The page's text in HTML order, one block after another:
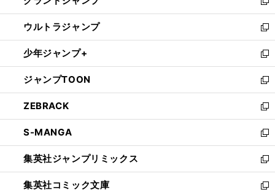
開
く
ウ
で
開
く
ン
ド
ウ
で
開
く
い
ウ
ィ
ン
ド
ウ
で
開
く
新
し
い
ウ
ィ
ン
ド
ウ
で
開
く
ウルトラジャンプ
新
し
い
ウ
ィ
ン
ド
ウ
で
開
く
少年ジャンプ+
新
し
い
ウ
ィ
ン
ド
ウ
で
開
く
ジャンプTOON
新
し
い
ウ
ィ
ン
ド
ウ
で
ZEBRACK
新
し
い
ウ
ィ
ン
ド
S-MANGA
新
し
い
ウ
ィ
集英社ジャンプリミックス
新
し
い
集英社コミック文庫
新